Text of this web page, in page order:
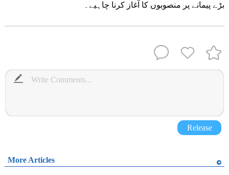
بڑے پیمانے پر منصوبوں کا آغاز کرنا چاہیے۔
Release
More Articles